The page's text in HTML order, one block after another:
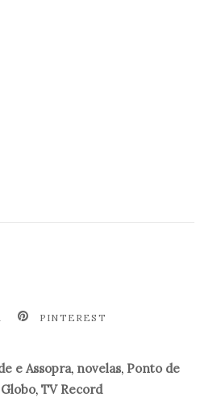
PINTEREST
e Assopra, novelas, Ponto de
, TV Record